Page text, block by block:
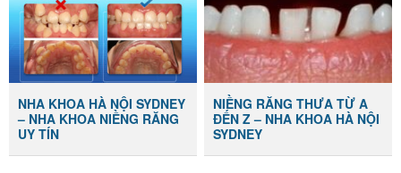
NHA KHOA HÀ NỘI SYDNEY
– NHA KHOA NIỀNG RĂNG
UY TÍN
NIỀNG RĂNG THƯA TỪ A
ĐẾN Z – NHA KHOA HÀ NỘI
SYDNEY